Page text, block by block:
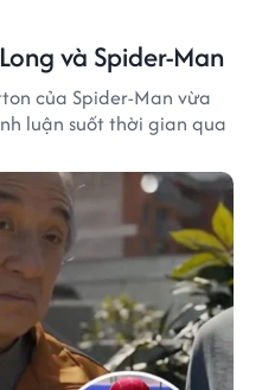
và Spider-Man
của Spider-Man vừa
luận suốt thời gian qua